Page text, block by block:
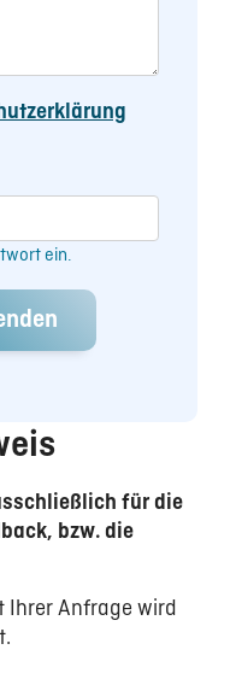
ein.
für die
bzw. die
Ihrer Anfrage wird